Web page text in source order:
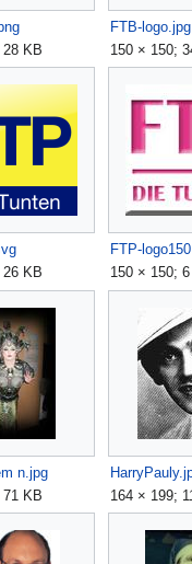
KB
FTB-logo.jpg
150 × 150;
KB
FTP-
150 × 150;
n.jpg
KB
164 × 199;